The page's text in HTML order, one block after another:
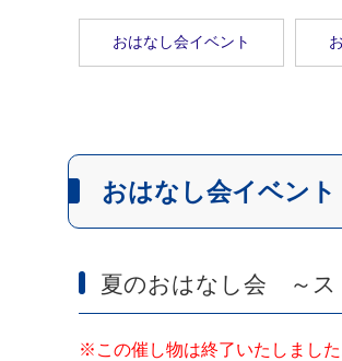
おはなし会イベント
おはなし会イベン
夏のおはなし会 ～ス
※この催し物は終了いたしました